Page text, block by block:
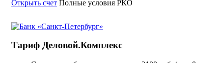
Открыть счет Полные условия РКО
Тариф Деловой.Комплекс